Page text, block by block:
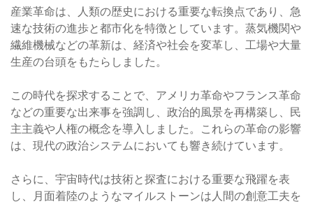
産業革命は、人類の歴史における重要な転換点であり、急
速な技術の進歩と都市化を特徴としています。蒸気機関や
繊維機械などの革新は、経済や社会を変革し、工場や大量
生産の台頭をもたらしました。
この時代を探求することで、アメリカ革命やフランス革命
などの重要な出来事を強調し、政治的風景を再構築し、民
主主義や人権の概念を導入しました。これらの革命の影響
は、現代の政治システムにおいても響き続けています。
さらに、宇宙時代は技術と探査における重要な飛躍を表
し、月面着陸のようなマイルストーンは人間の創意工夫を